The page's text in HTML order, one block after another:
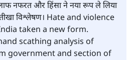
नफरत और हिंसा ने नया रूप ले लिया
तीखा विश्लेषण। Hate and violence
taken a new form.
scathing analysis of
government and section of